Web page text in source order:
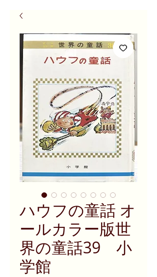
ハウフの童話 オ
ールカラー版世
界の童話39 小
学館